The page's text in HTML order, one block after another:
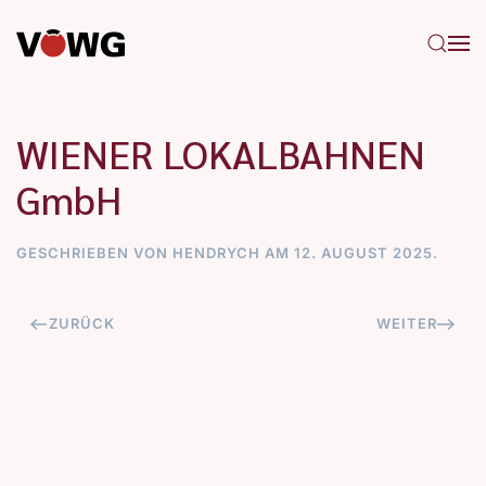
Zum Hauptinhalt springen
WIENER LOKALBAHNEN
GmbH
GESCHRIEBEN VON HENDRYCH AM 12. AUGUST 2025.
ZURÜCK WEITER